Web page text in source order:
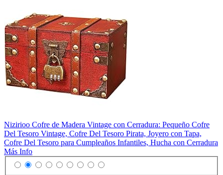
Nizirioo Cofre de Madera Vintage con Cerradura: Pequeño Cofre
Del Tesoro Vintage, Cofre Del Tesoro Pirata, Joyero con Tapa,
Cofre Del Tesoro para Cumpleaños Infantiles, Hucha con Cerradura
Más Info